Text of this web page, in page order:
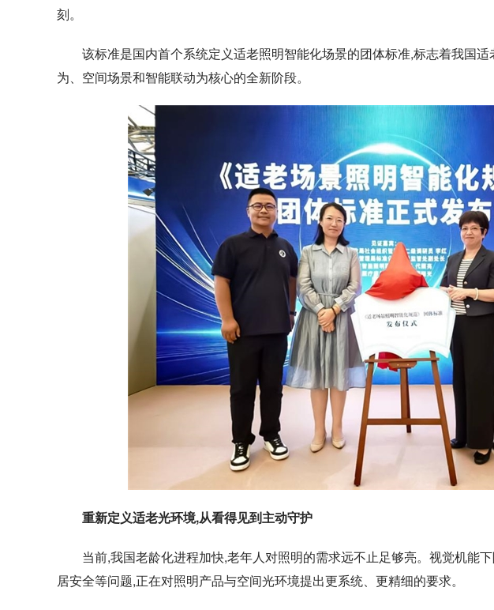
刻。
该标准是国内首个系统定义适老照明智能化场景的团体标准,标志着我国
为、空间场景和智能联动为核心的全新阶段。
重新定义适老光环境,从看得见到主动守护
当前,我国老龄化进程加快,老年人对照明的需求远不止足够亮。视觉机能
居安全等问题,正在对照明产品与空间光环境提出更系统、更精细的要求。